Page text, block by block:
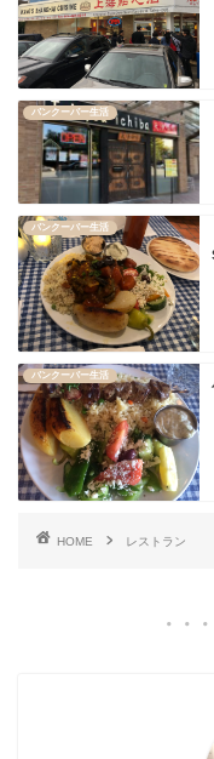
バンクーバー生活
バンクーバー生活
バンクーバー生活
HOME レストラン